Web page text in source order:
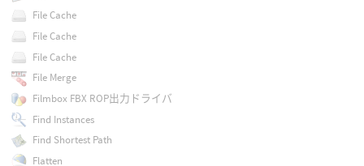
File Cache
File Cache
File Cache
File Merge
Filmbox FBX ROP出力ドライバ
Find Instances
Find Shortest Path
Flatten